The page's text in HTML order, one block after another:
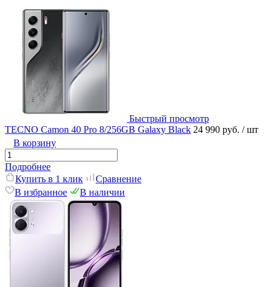
Быстрый просмотр
TECNO Camon 40 Pro 8/256GB Galaxy Black 24 990 руб. / шт
В корзину
Подробнее
Купить в 1 клик
Сравнение
В избранное
В наличии